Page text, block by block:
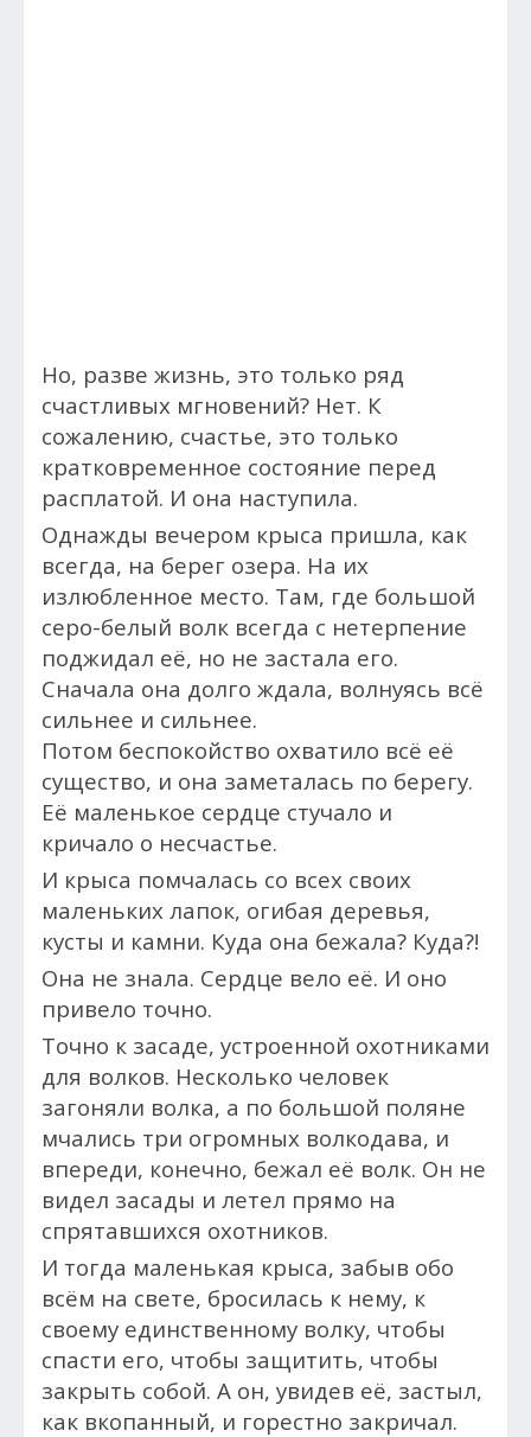
Но, разве жизнь, это только ряд
счастливых мгновений? Нет. К
сожалению, счастье, это только
кратковременное состояние перед
расплатой. И она наступила.
Однажды вечером крыса пришла, как
всегда, на берег озера. На их
излюбленное место. Там, где большой
серо-белый волк всегда с нетерпение
поджидал её, но не застала его.
Сначала она долго ждала, волнуясь всё
сильнее и сильнее.
Потом беспокойство охватило всё её
существо, и она заметалась по берегу.
Её маленькое сердце стучало и
кричало о несчастье.
И крыса помчалась со всех своих
маленьких лапок, огибая деревья,
кусты и камни. Куда она бежала? Куда?!
Она не знала. Сердце вело её. И оно
привело точно.
Точно к засаде, устроенной охотниками
для волков. Несколько человек
загоняли волка, а по большой поляне
мчались три огромных волкодава, и
впереди, конечно, бежал её волк. Он не
видел засады и летел прямо на
спрятавшихся охотников.
И тогда маленькая крыса, забыв обо
всём на свете, бросилась к нему, к
своему единственному волку, чтобы
спасти его, чтобы защитить, чтобы
закрыть собой. А он, увидев её, застыл,
как вкопанный, и горестно закричал.